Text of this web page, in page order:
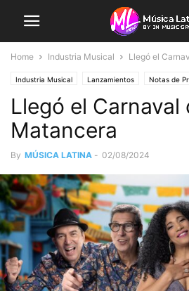
Home Industria Musical Llegó el
Industria Musical Lanzamientos Notas de
Llegó el Carnaval
Matancera
By MÚSICA LATINA - 02/08/2024